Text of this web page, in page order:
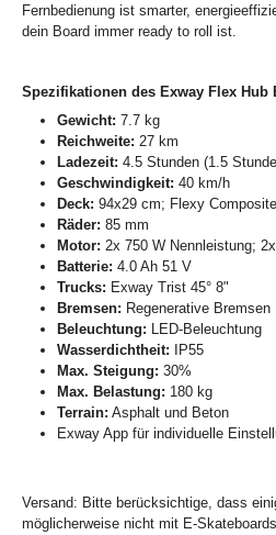
Fernbedienung ist smarter,
dein Board immer ready to roll ist.
Spezifikationen des Exway Flex Hub
Gewicht: 7.7 kg
Reichweite: 27 km
Ladezeit: 4.5 Stunden (1.5
Geschwindigkeit: 40 km/h
Deck: 94x29 cm; Flexy
Räder: 85 mm
Motor: 2x 750 W Nennleistung;
Batterie: 4.0 Ah 51 V
Trucks: Exway Trist 45° 8"
Bremsen: Regenerative Bremsen
Beleuchtung: LED-Beleuchtung
Wasserdichtheit: IP55
Max. Steigung: 30%
Max. Belastung: 180 kg
Terrain: Asphalt und Beton
Exway App für individuelle
Versand: Bitte berücksichtige, dass
möglicherweise nicht mit E-